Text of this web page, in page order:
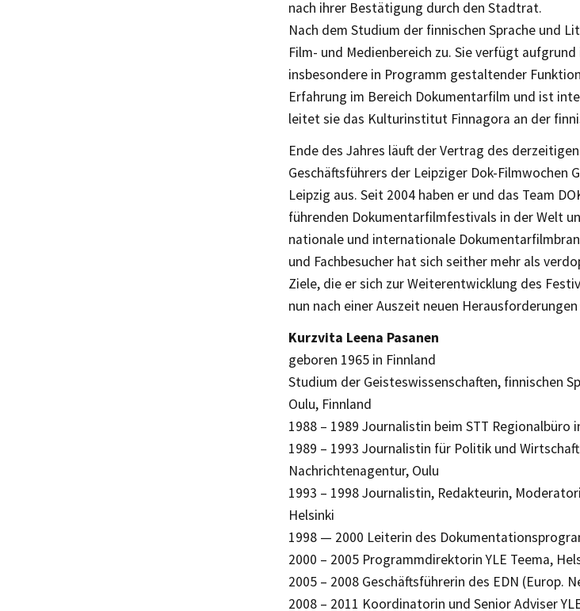
nach ihrer Bestätigung durch den Stadtrat.
Nach dem Studium der finnischen Sprache und
Film- und Medienbereich zu. Sie verfügt
insbesondere in Programm gestaltender
Erfahrung im Bereich Dokumentarfilm und ist
leitet sie das Kulturinstitut Finnagora an der
Ende des Jahres läuft der Vertrag des
Geschäftsführers der Leipziger Dok-Filmwochen
Leipzig aus. Seit 2004 haben er und das Team
führenden Dokumentarfilmfestivals in der Welt
nationale und internationale
und Fachbesucher hat sich seither mehr als
Ziele, die er sich zur Weiterentwicklung des
nun nach einer Auszeit neuen
Kurzvita Leena Pasanen
geboren 1965 in Finnland
Studium der Geisteswissenschaften, finnischen
Oulu, Finnland
1988 – 1989 Journalistin beim STT Regionalbüro
1989 – 1993 Journalistin für Politik und Wirtschaft
Nachrichtenagentur, Oulu
1993 – 1998 Journalistin, Redakteurin,
Helsinki
1998 — 2000 Leiterin des
2000 – 2005 Programmdirektorin YLE Teema,
2005 – 2008 Geschäftsführerin des EDN (Europ.
2008 – 2011 Koordinatorin und Senior Adviser